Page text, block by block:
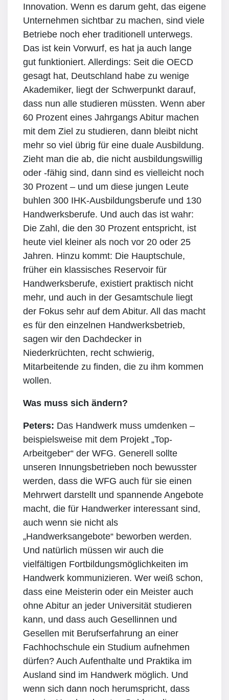
Innovation. Wenn es darum geht, das eigene
Unternehmen sichtbar zu machen, sind viele
Betriebe noch eher traditionell unterwegs.
Das ist kein Vorwurf, es hat ja auch lange
gut funktioniert. Allerdings: Seit die OECD
gesagt hat, Deutschland habe zu wenige
Akademiker, liegt der Schwerpunkt darauf,
dass nun alle studieren müssten. Wenn aber
60 Prozent eines Jahrgangs Abitur machen
mit dem Ziel zu studieren, dann bleibt nicht
mehr so viel übrig für eine duale Ausbildung.
Zieht man die ab, die nicht ausbildungswillig
oder -fähig sind, dann sind es vielleicht noch
30 Prozent – und um diese jungen Leute
buhlen 300 IHK-Ausbildungsberufe und 130
Handwerksberufe. Und auch das ist wahr:
Die Zahl, die den 30 Prozent entspricht, ist
heute viel kleiner als noch vor 20 oder 25
Jahren. Hinzu kommt: Die Hauptschule,
früher ein klassisches Reservoir für
Handwerksberufe, existiert praktisch nicht
mehr, und auch in der Gesamtschule liegt
der Fokus sehr auf dem Abitur. All das macht
es für den einzelnen Handwerksbetrieb,
sagen wir den Dachdecker in
Niederkrüchten, recht schwierig,
Mitarbeitende zu finden, die zu ihm kommen
wollen.
Was muss sich ändern?
Peters: Das Handwerk muss umdenken –
beispielsweise mit dem Projekt „Top-
Arbeitgeber“ der WFG. Generell sollte
unseren Innungsbetrieben noch bewusster
werden, dass die WFG auch für sie einen
Mehrwert darstellt und spannende Angebote
macht, die für Handwerker interessant sind,
auch wenn sie nicht als
„Handwerksangebote“ beworben werden.
Und natürlich müssen wir auch die
vielfältigen Fortbildungsmöglichkeiten im
Handwerk kommunizieren. Wer weiß schon,
dass eine Meisterin oder ein Meister auch
ohne Abitur an jeder Universität studieren
kann, und dass auch Gesellinnen und
Gesellen mit Berufserfahrung an einer
Fachhochschule ein Studium aufnehmen
dürfen? Auch Aufenthalte und Praktika im
Ausland sind im Handwerk möglich. Und
wenn sich dann noch herumspricht, dass